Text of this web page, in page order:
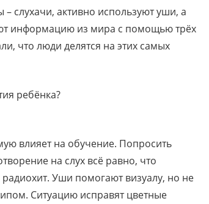
слухачи, активно используют уши, а
информацию из мира с помощью трёх
что люди делятся на этих самых
ребёнка?
влияет на обучение. Попросить
на слух всё равно, что
Уши помогают визуалу, но не
Ситуацию исправят цветные